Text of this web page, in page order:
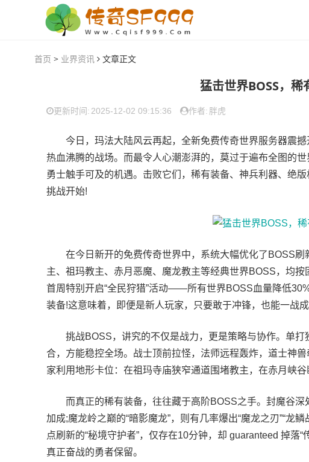
首页 > 业界资讯 文章正文
猛击世界BOSS，稀
更新时间: 2025-12-02 09:15:36 作者: 胖虎
今日，玛法大陆风云再起，全新免费传奇世界服务器震撼
热血沸腾的战场。而最令人心潮澎湃的，莫过于遍布全图的
勇士触手可及的机遇。击败它们，稀有装备、神兵利器、绝
挑战开始!
在今日新开的免费传奇世界中，系统大幅优化了BOSS刷
主、祖玛教主、赤月恶魔、魔龙教主等经典世界BOSS，均
首周特别开启“全民狩猎”活动——所有世界BOSS血量降低
装备!这意味着，即便是新人玩家，只要敢于冲锋，也能一战成
挑战BOSS，讲究的不仅是战力，更是策略与协作。单打
合，方能稳控全场。战士顶前拉怪，法师远程轰炸，道士神
家利用地形卡位：在祖玛寺庙狭窄通道围堵教主，在赤月峡
而真正的稀有装备，往往藏于高阶BOSS之手。封魔谷深
加成;魔龙岭之巅的“暗影魔龙”，则有几率爆出“魔龙之刃”“龙
点刷新的“秘境守护者”，仅存在10分钟，却 guaranteed 掉
真正奋战的勇者保留。